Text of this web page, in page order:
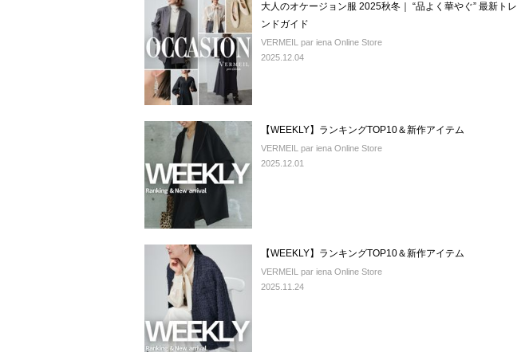
大人のオケージョン服 2025秋冬｜ “品よく華やぐ” 最新トレ
ンドガイド
VERMEIL par iena Online Store
2025.12.04
【WEEKLY】ランキングTOP10＆新作アイテム
VERMEIL par iena Online Store
2025.12.01
【WEEKLY】ランキングTOP10＆新作アイテム
VERMEIL par iena Online Store
2025.11.24